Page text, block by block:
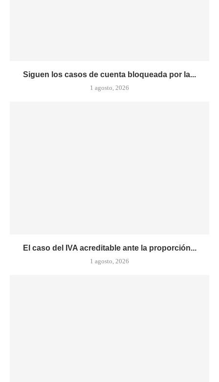
Siguen los casos de cuenta bloqueada por la...
1 agosto, 2026
El caso del IVA acreditable ante la proporción...
1 agosto, 2026